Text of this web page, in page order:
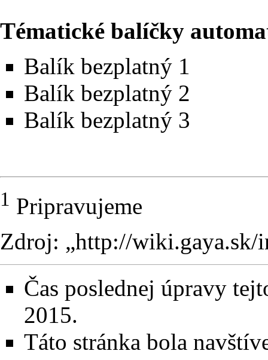
Tématické balíčky
Balík bezplatný 1
Balík bezplatný 2
Balík bezplatný 3
1 Pripravujeme
Zdroj: „http://wiki.gaya.sk/
Čas poslednej úpravy
2015.
Táto stránka bola